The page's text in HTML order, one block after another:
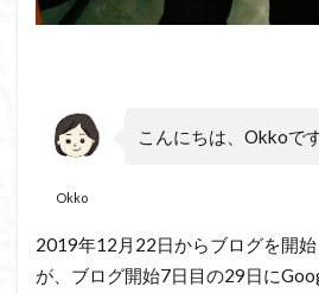
Okko
こんにちは、Okkoです
2019年12 月 22日からブログを開
が、ブログ開始7日目の29日に